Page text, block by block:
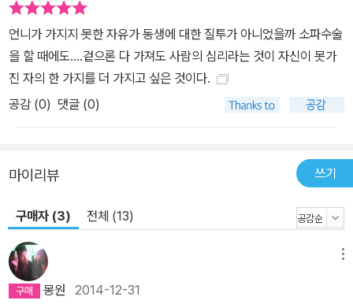
언니가 가지지 못한 자유가 동생에 대한 질투가 아니었을까 소파수술
을 할 때에도....겉으론 다 가져도 사람의 심리라는 것이 자신이 못가
진 자의 한 가지를 더 가지고 싶은 것이다.
공감 (0) 댓글 (0)
마이리뷰 쓰기
구매자 (3) 전체 (13)
몽원 2014-12-31